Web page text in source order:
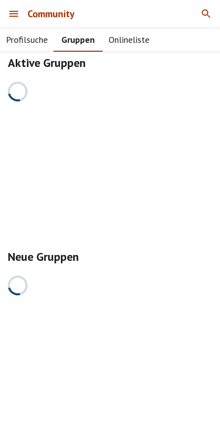
Community
Profilsuche Gruppen Onlineliste
Aktive Gruppen
Neue Gruppen